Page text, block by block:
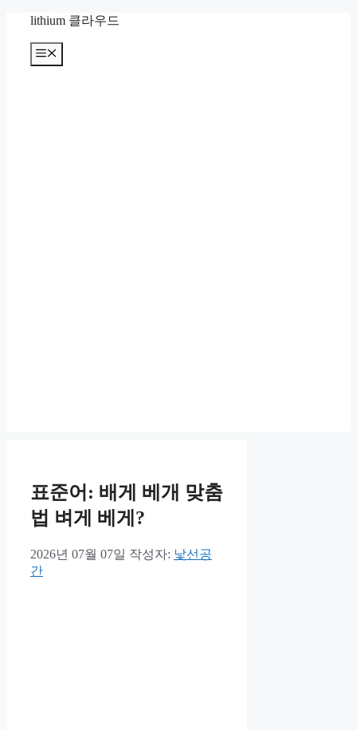
lithium 클라우드
메
뉴
표준어: 배게 베개 맞춤
법 벼게 베게?
2026년 07월 07일 작성자: 낯선공
간